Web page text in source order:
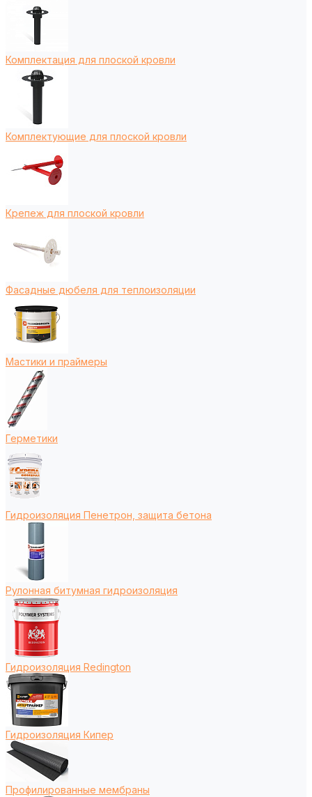
Комплектация для плоской кровли
Комплектующие для плоской кровли
Крепеж для плоской кровли
Фасадные дюбеля для теплоизоляции
Мастики и праймеры
Герметики
Гидроизоляция Пенетрон, защита бетона
Рулонная битумная гидроизоляция
Гидроизоляция Redington
Гидроизоляция Кипер
Профилированные мембраны